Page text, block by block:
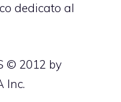
dedicato al
© 2012 by
Inc.